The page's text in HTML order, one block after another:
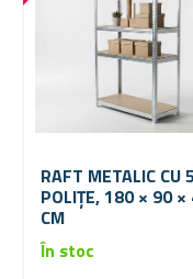
RAFT METALIC CU 5
POLIȚE, 180 × 90 ×
CM
În stoc